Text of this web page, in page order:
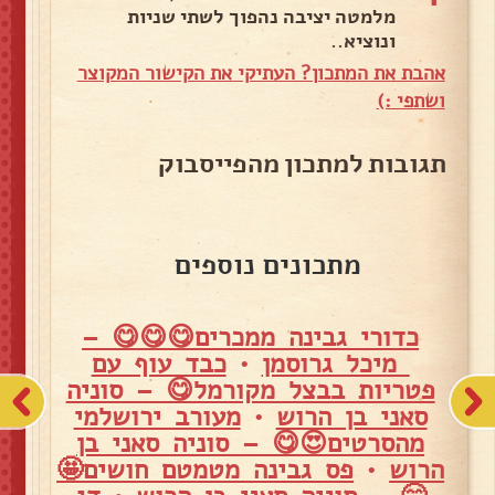
מלמטה יציבה נהפוך לשתי שניות
ונוציא..
אהבת את המתכון? העתיקי את הקישור המקוצר
ושתפי :)
תגובות למתכון מהפייסבוק
מתכונים נוספים
כדורי גבינה ממכרים😋😋😋 –
מיכל גרוסמן •כבד עוף עם
פטריות בבצל מקורמל😋 – סוניה
סאני בן הרוש •מעורב ירושלמי
מהסרטים😍😋 – סוניה סאני בן
הרוש • פס גבינה מטמטם חושים🤩